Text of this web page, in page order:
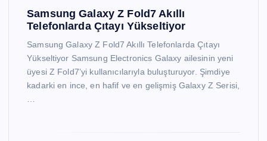
Samsung Galaxy Z Fold7 Akıllı
Telefonlarda Çıtayı Yükseltiyor
Samsung Galaxy Z Fold7 Akıllı Telefonlarda Çıtayı
Yükseltiyor Samsung Electronics Galaxy ailesinin yeni
üyesi Z Fold7’yi kullanıcılarıyla buluşturuyor. Şimdiye
kadarki en ince, en hafif ve en gelişmiş Galaxy Z Serisi,